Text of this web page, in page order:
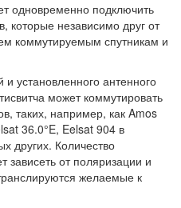
одновременно подключить
которые независимо друг от
коммутируемым спутникам и
установленного антенного
может коммутировать
таких, например, как Amos
36.0°E, Eelsat 904 в
других. Количество
зависеть от поляризации и
желаемые к